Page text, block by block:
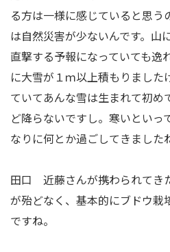
る方は一様に感じていると思う
は自然災害が少ないんです。山
直撃する予報になっていても逸
に大雪が１ｍ以上積もりました
ていてあんな雪は生まれて初
ど降らないですし。寒いといっ
なりに何とか過ごしてきました
田口 近藤さんが携わられてき
が殆どなく、基本的にブドウ栽
ですね。